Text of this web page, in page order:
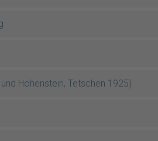
Hohenstein, Tetschen 1925)